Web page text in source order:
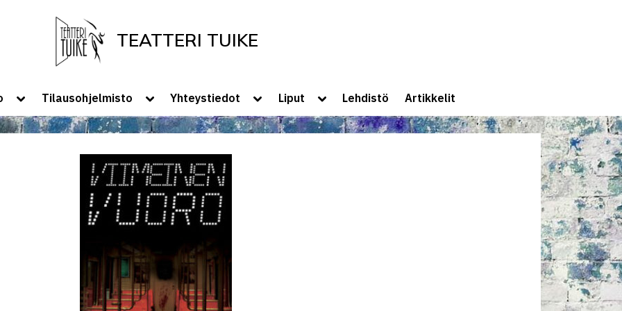
TEATTERI TUIKE
Toggle
menu
Tilausohjelmisto Toggle
menu
Yhteystiedot Toggle
menu
Liput Toggle
menu
Lehdistö Artikkelit